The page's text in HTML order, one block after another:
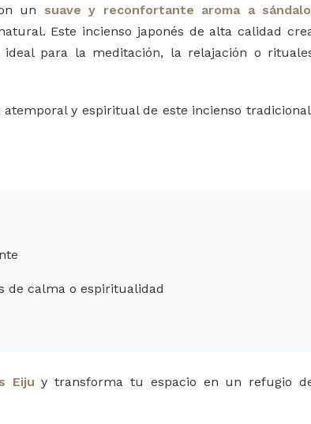
un suave y reconfortante aroma a sándalo
Este incienso japonés de alta calidad
para la meditación, la relajación o
y espiritual de este incienso
de calma o espiritualidad
Eiju y transforma tu espacio en un refugio